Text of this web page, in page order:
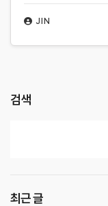
JIN
검색
최근 글